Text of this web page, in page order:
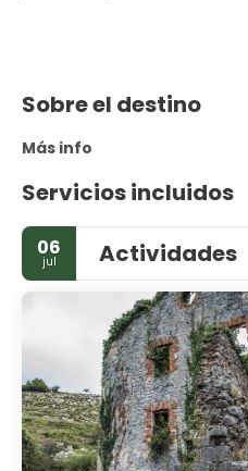
Sobre el destino
Más info
Servicios incluidos
06
jul Actividades